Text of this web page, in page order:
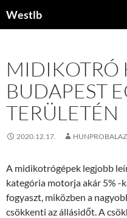
Westlb
MIDIKOTRÓ
BUDAPEST
TERÜLETÉN
2020.12.17.
A midikotrógépek legjobb
kategória motorja akár 5% -
fogyaszt, miközben a
csökkenti az állásidőt. A